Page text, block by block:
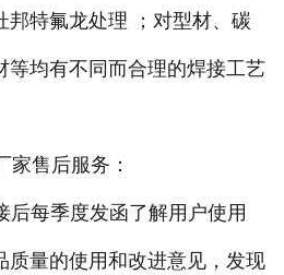
邦特氟龙处理 ；对型材、碳
等均有不同而合理的焊接工艺
家售后服务：
后每季度发函了解用户使用
质量的使用和改进意见，发现